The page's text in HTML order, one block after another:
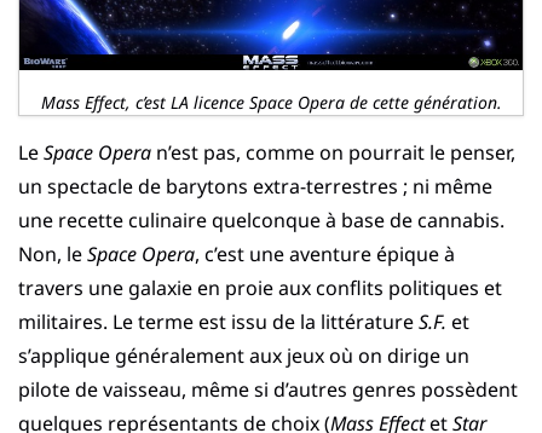
Mass Effect, c’est LA licence Space Opera de cette génération.
LeSpace Opera n’est pas, comme on pourrait le penser,
un spectacle de barytons extra-terrestres ; ni même
une recette culinaire quelconque à base de cannabis.
Non, leSpace Opera, c’est une aventure épique à
travers une galaxie en proie aux conflits politiques et
militaires. Le terme est issu de la littératureS.F. et
s’applique généralement aux jeux où on dirige un
pilote de vaisseau, même si d’autres genres possèdent
quelques représentants de choix (Mass EffectetStar